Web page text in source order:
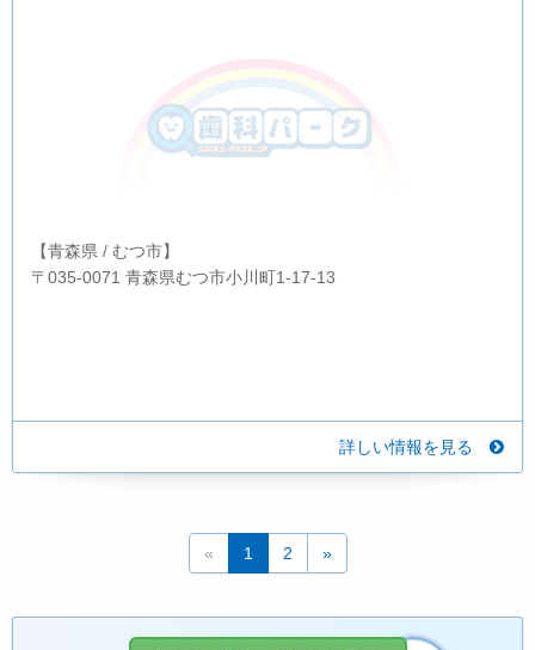
【青森県 / むつ市】
〒035-0071 青森県むつ市小川町1-17-13
詳しい情報を見る
« 1 2 »